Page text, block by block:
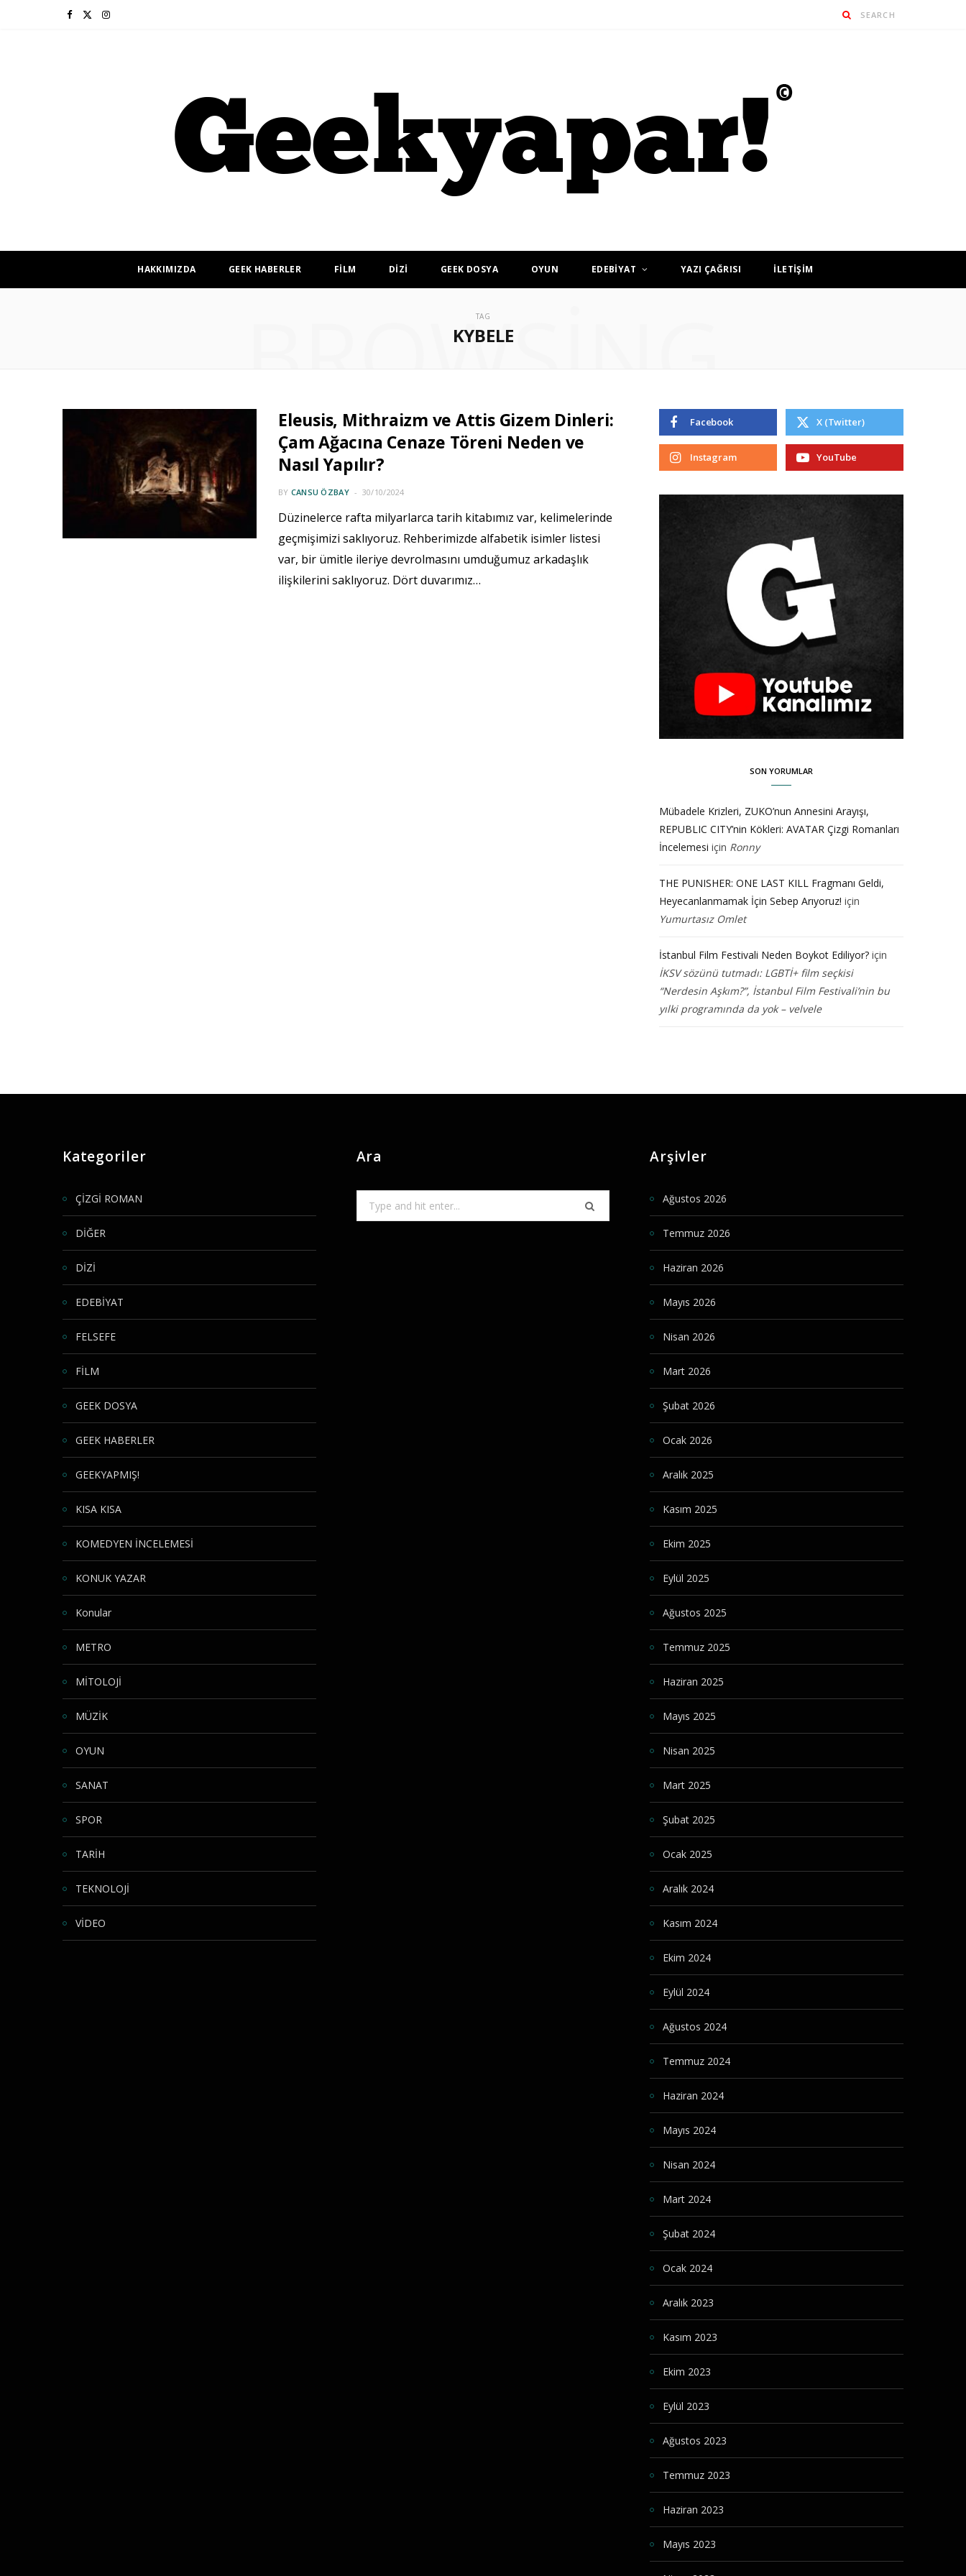
F I
HAKKIMIZDA GEEK HABERLER FİLM DİZİ GEEK DOSYA OYUN EDEBİYAT YAZI ÇAĞRISI İLETİŞİM
TAG
KYBELE
BROWSING
Eleusis, Mithraizm ve Attis Gizem Dinleri:
Çam Ağacına Cenaze Töreni Neden ve
Nasıl Yapılır?
BY CANSU ÖZBAY 30/10/2024
Düzinelerce rafta milyarlarca tarih kitabımız var, kelimelerinde
geçmişimizi saklıyoruz. Rehberimizde alfabetik isimler listesi
var, bir ümitle ileriye devrolmasını umduğumuz arkadaşlık
ilişkilerini saklıyoruz. Dört duvarımız…
Facebook X (Twitter)
Instagram YouTube
SON YORUMLAR
Mübadele Krizleri, ZUKO’nun Annesini Arayışı,
REPUBLIC CITY’nin Kökleri: AVATAR Çizgi Romanları
İncelemesi için Ronny
THE PUNISHER: ONE LAST KILL Fragmanı Geldi,
Heyecanlanmamak İçin Sebep Arıyoruz! için
Yumurtasız Omlet
İstanbul Film Festivali Neden Boykot Ediliyor? için
İKSV sözünü tutmadı: LGBTİ+ film seçkisi
“Nerdesin Aşkım?”, İstanbul Film Festivali’nin bu
yılki programında da yok – velvele
Kategoriler
ÇİZGİ ROMAN
DİĞER
DİZİ
EDEBİYAT
FELSEFE
FİLM
GEEK DOSYA
GEEK HABERLER
GEEKYAPMIŞ!
KISA KISA
KOMEDYEN İNCELEMESİ
KONUK YAZAR
Konular
METRO
MİTOLOJİ
MÜZİK
OYUN
SANAT
SPOR
TARİH
TEKNOLOJİ
VİDEO
Ara
for:
Arşivler
Ağustos 2026
Temmuz 2026
Haziran 2026
Mayıs 2026
Nisan 2026
Mart 2026
Şubat 2026
Ocak 2026
Aralık 2025
Kasım 2025
Ekim 2025
Eylül 2025
Ağustos 2025
Temmuz 2025
Haziran 2025
Mayıs 2025
Nisan 2025
Mart 2025
Şubat 2025
Ocak 2025
Aralık 2024
Kasım 2024
Ekim 2024
Eylül 2024
Ağustos 2024
Temmuz 2024
Haziran 2024
Mayıs 2024
Nisan 2024
Mart 2024
Şubat 2024
Ocak 2024
Aralık 2023
Kasım 2023
Ekim 2023
Eylül 2023
Ağustos 2023
Temmuz 2023
Haziran 2023
Mayıs 2023